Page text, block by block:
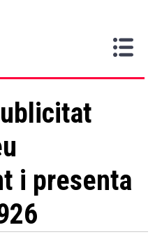
Contacta
i presenta